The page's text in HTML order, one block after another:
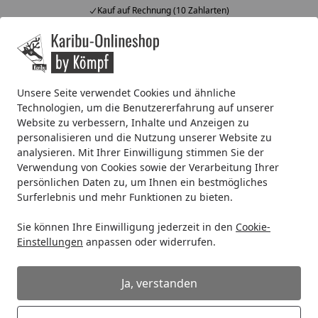
Unsere Seite verwendet Cookies und ähnliche
Technologien, um die Benutzererfahrung auf unserer
Website zu verbessern, Inhalte und Anzeigen zu
personalisieren und die Nutzung unserer Website zu
analysieren. Mit Ihrer Einwilligung stimmen Sie der
Verwendung von Cookies sowie der Verarbeitung Ihrer
persönlichen Daten zu, um Ihnen ein bestmögliches
Surferlebnis und mehr Funktionen zu bieten.
Sie können Ihre Einwilligung jederzeit in den Cookie-
Einstellungen anpassen oder widerrufen.
Ja, verstanden
Fachberatung &
Alle Produkte
Mein Konto
Startseite
EPDM Folienset Nr. 81 - 457 x 850 cm
EPDM Folienset Nr. 81 - 457 x 850 cm